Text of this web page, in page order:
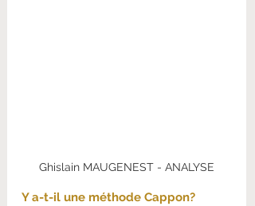
Ghislain MAUGENEST - ANALYSE
Y a-t-il une méthode Cappon?